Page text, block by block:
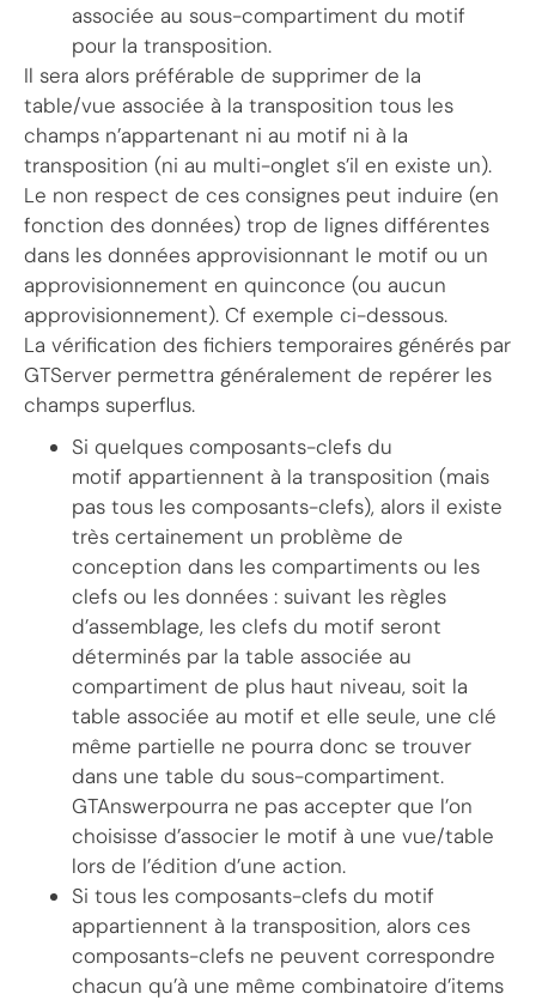
associée au sous-compartiment du motif
pour la transposition.
Il sera alors préférable de supprimer de la
table/vue associée à la transposition tous les
champs n’appartenant ni au motif ni à la
transposition (ni au multi-onglet s’il en existe un).
Le non respect de ces consignes peut induire (en
fonction des données) trop de lignes différentes
dans les données approvisionnant le motif ou un
approvisionnement en quinconce (ou aucun
approvisionnement). Cf exemple ci-dessous.
La vérification des fichiers temporaires générés par
GTServer permettra généralement de repérer les
champs superflus.
Si quelques composants-clefs du
motif appartiennent à la transposition (mais
pas tous les composants-clefs), alors il existe
très certainement un problème de
conception dans les compartiments ou les
clefs ou les données : suivant les règles
d’assemblage, les clefs du motif seront
déterminés par la table associée au
compartiment de plus haut niveau, soit la
table associée au motif et elle seule, une clé
même partielle ne pourra donc se trouver
dans une table du sous-compartiment.
GTAnswerpourra ne pas accepter que l’on
choisisse d’associer le motif à une vue/table
lors de l’édition d’une action.
Si tous les composants-clefs du motif
appartiennent à la transposition, alors ces
composants-clefs ne peuvent correspondre
chacun qu’à une même combinatoire d’items